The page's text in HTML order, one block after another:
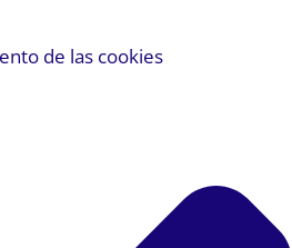
de las cookies